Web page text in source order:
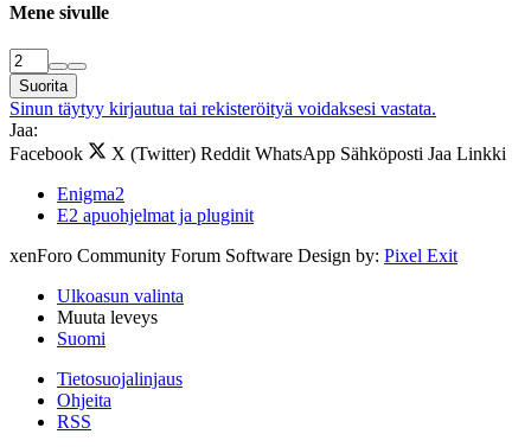
Mene sivulle
Suorita
Sinun täytyy kirjautua tai rekisteröityä voidaksesi vastata.
Jaa:
Facebook
X (Twitter) Reddit WhatsApp Sähköposti Jaa Linkki
Enigma2
E2 apuohjelmat ja pluginit
xenForo Community Forum Software Design by: Pixel Exit
Ulkoasun valinta
Muuta leveys
Suomi
Tietosuojalinjaus
Ohjeita
RSS